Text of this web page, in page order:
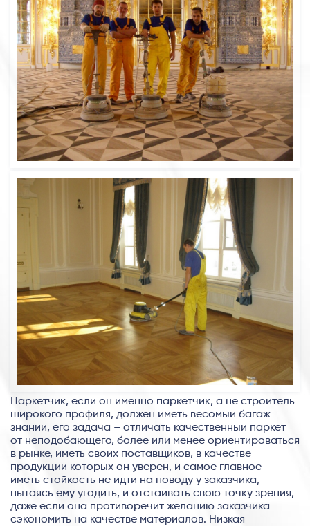
Паркетчик, если он именно паркетчик, а не строитель
широкого профиля, должен иметь весомый багаж
знаний, его задача – отличать качественный паркет
от неподобающего, более или менее ориентироваться
в рынке, иметь своих поставщиков, в качестве
продукции которых он уверен, и самое главное –
иметь стойкость не идти на поводу у заказчика,
пытаясь ему угодить, и отстаивать свою точку зрения,
даже если она противоречит желанию заказчика
сэкономить на качестве материалов. Низкая